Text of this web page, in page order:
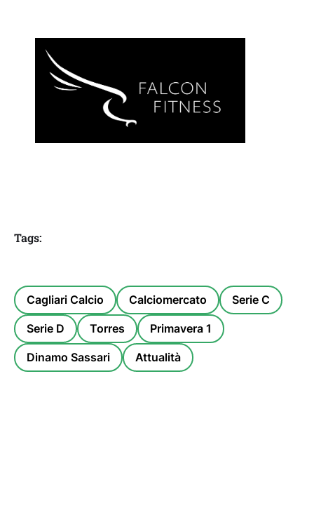
Tags:
Cagliari Calcio Calciomercato Serie C
Serie D Torres Primavera 1
Dinamo Sassari Attualità